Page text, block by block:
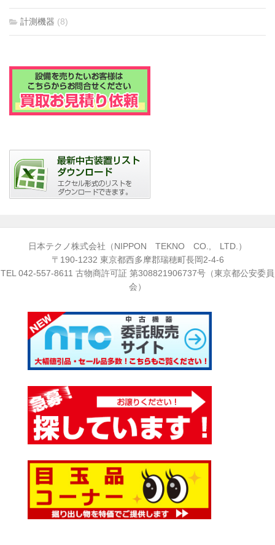
計測機器 (8)
日本テクノ株式会社（NIPPON TEKNO CO., LTD.）
〒190-1232 東京都西多摩郡瑞穂町長岡2-4-6
TEL 042-557-8611 古物商許可証 第308821906737号（東京都公安委員
会）